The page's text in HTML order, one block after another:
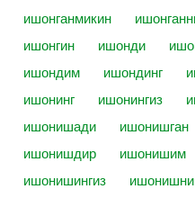
ишонганмикин
ишонгин
ишонди
ишондим
ишондинг
ишонинг
ишонингиз
ишонишади
ишонишган
ишонишдир
ишонишим
ишонишингиз